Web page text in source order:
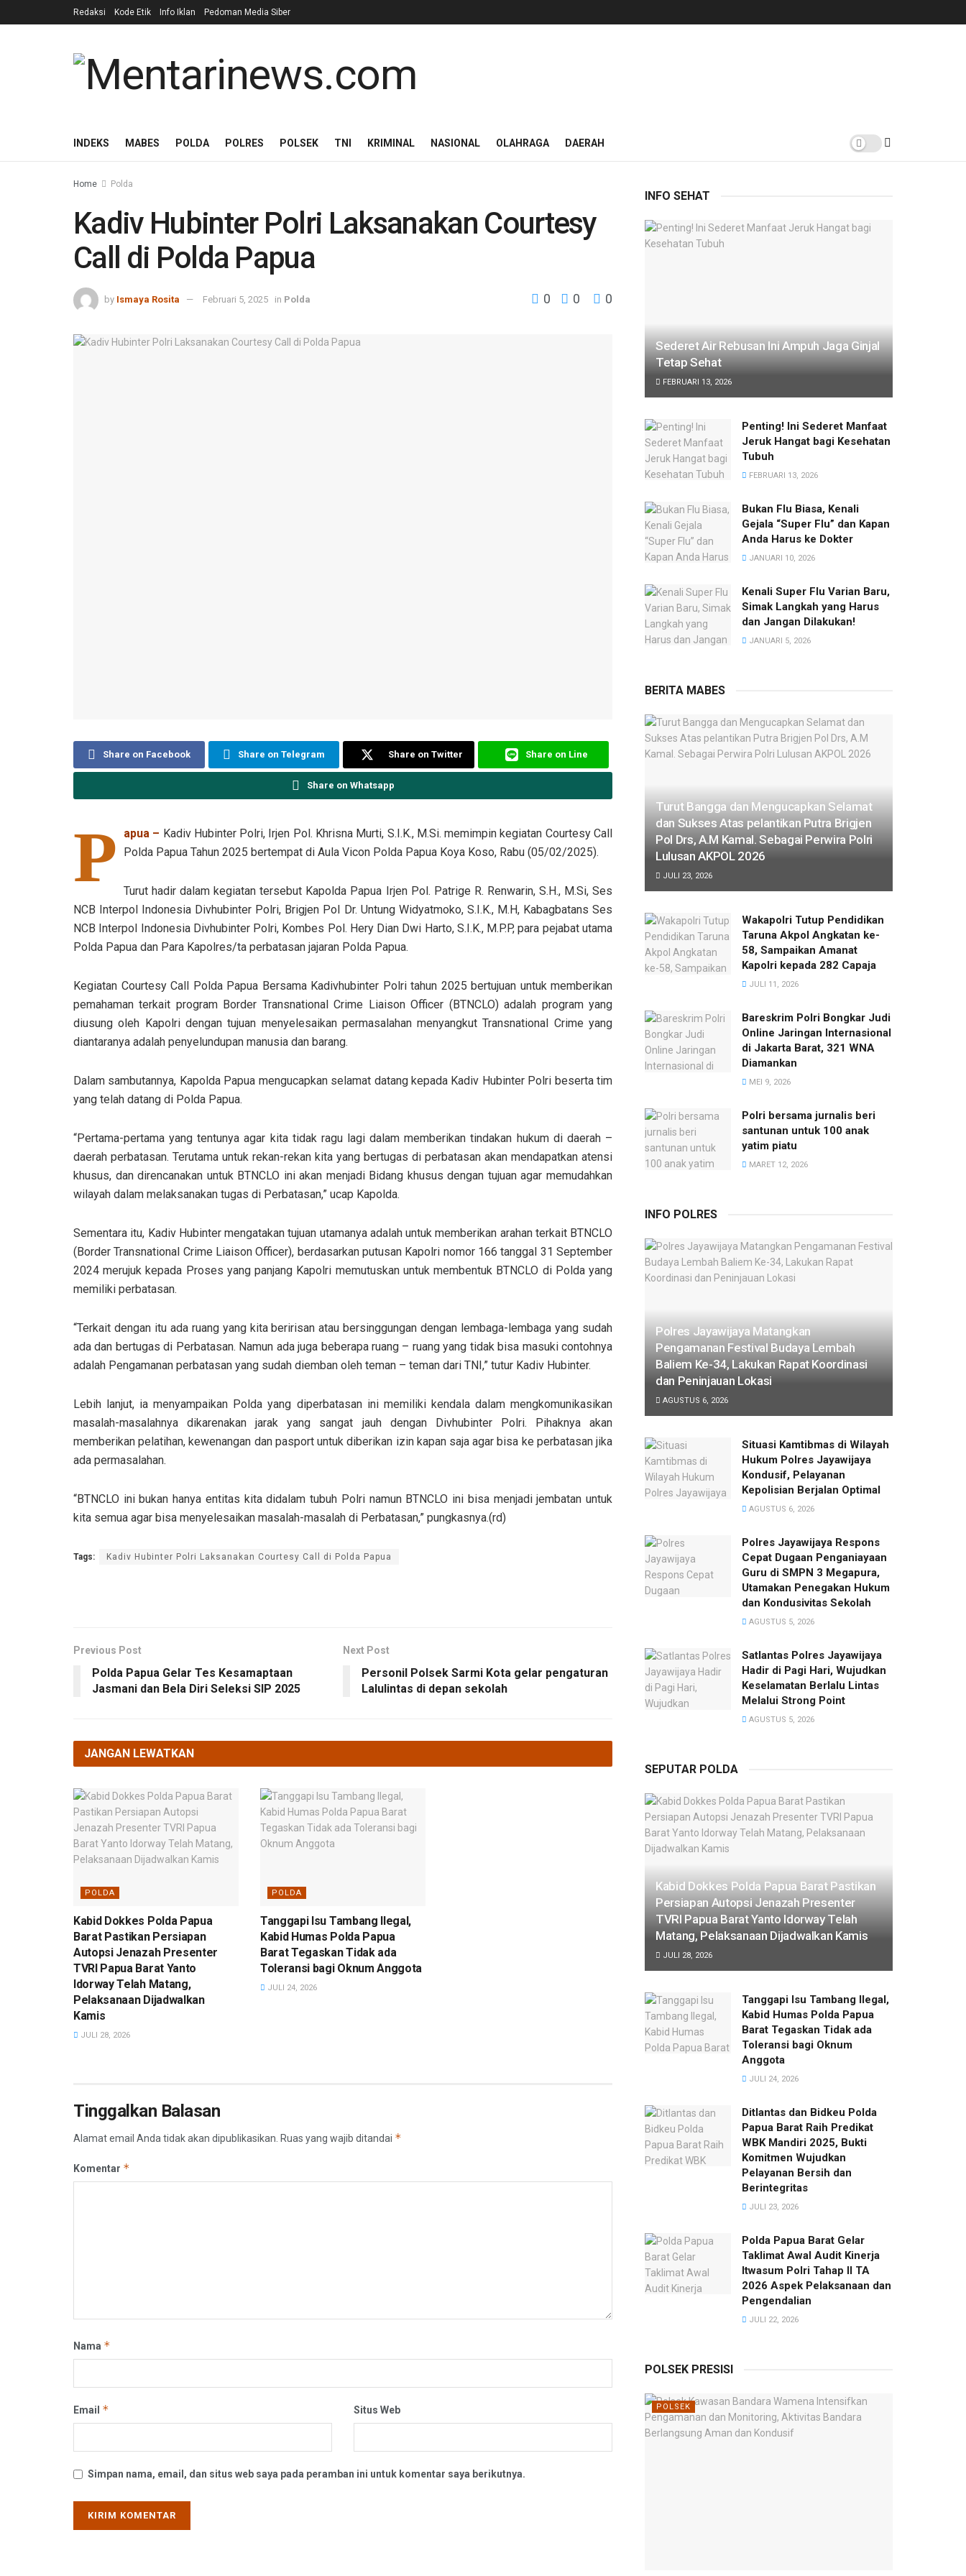
Redaksi Kode Etik Info Iklan Pedoman Media Siber
INDEKS MABES POLDA POLRES POLSEK TNI KRIMINAL NASIONAL OLAHRAGA DAERAH
Home Polda
Kadiv Hubinter Polri Laksanakan Courtesy
Call di Polda Papua
by Ismaya Rosita Februari 5, 2025 in Polda 0 0 0
Share on Facebook Share on Telegram Share on Twitter Share on Line
Share on Whatsapp
P apua – Kadiv Hubinter Polri, Irjen Pol. Khrisna Murti, S.I.K., M.Si. memimpin kegiatan Courtesy Call
Polda Papua Tahun 2025 bertempat di Aula Vicon Polda Papua Koya Koso, Rabu (05/02/2025).
Turut hadir dalam kegiatan tersebut Kapolda Papua Irjen Pol. Patrige R. Renwarin, S.H., M.Si, Ses
NCB Interpol Indonesia Divhubinter Polri, Brigjen Pol Dr. Untung Widyatmoko, S.I.K., M.H, Kabagbatans Ses
NCB Interpol Indonesia Divhubinter Polri, Kombes Pol. Hery Dian Dwi Harto, S.I.K., M.P.P, para pejabat utama
Polda Papua dan Para Kapolres/ta perbatasan jajaran Polda Papua.
Kegiatan Courtesy Call Polda Papua Bersama Kadivhubinter Polri tahun 2025 bertujuan untuk memberikan
pemahaman terkait program Border Transnational Crime Liaison Officer (BTNCLO) adalah program yang
diusung oleh Kapolri dengan tujuan menyelesaikan permasalahan menyangkut Transnational Crime yang
diantaranya adalah penyelundupan manusia dan barang.
Dalam sambutannya, Kapolda Papua mengucapkan selamat datang kepada Kadiv Hubinter Polri beserta tim
yang telah datang di Polda Papua.
“Pertama-pertama yang tentunya agar kita tidak ragu lagi dalam memberikan tindakan hukum di daerah –
daerah perbatasan. Terutama untuk rekan-rekan kita yang bertugas di perbatasan akan mendapatkan atensi
khusus, dan direncanakan untuk BTNCLO ini akan menjadi Bidang khusus dengan tujuan agar memudahkan
wilayah dalam melaksanakan tugas di Perbatasan,” ucap Kapolda.
Sementara itu, Kadiv Hubinter mengatakan tujuan utamanya adalah untuk memberikan arahan terkait BTNCLO
(Border Transnational Crime Liaison Officer), berdasarkan putusan Kapolri nomor 166 tanggal 31 September
2024 merujuk kepada Proses yang panjang Kapolri memutuskan untuk membentuk BTNCLO di Polda yang
memiliki perbatasan.
“Terkait dengan itu ada ruang yang kita beririsan atau bersinggungan dengan lembaga-lembaga yang sudah
ada dan bertugas di Perbatasan. Namun ada juga beberapa ruang – ruang yang tidak bisa masuki contohnya
adalah Pengamanan perbatasan yang sudah diemban oleh teman – teman dari TNI,” tutur Kadiv Hubinter.
Lebih lanjut, ia menyampaikan Polda yang diperbatasan ini memiliki kendala dalam mengkomunikasikan
masalah-masalahnya dikarenakan jarak yang sangat jauh dengan Divhubinter Polri. Pihaknya akan
memberikan pelatihan, kewenangan dan pasport untuk diberikan izin kapan saja agar bisa ke perbatasan jika
ada permasalahan.
“BTNCLO ini bukan hanya entitas kita didalam tubuh Polri namun BTNCLO ini bisa menjadi jembatan untuk
kita semua agar bisa menyelesaikan masalah-masalah di Perbatasan,” pungkasnya.(rd)
Tags: Kadiv Hubinter Polri Laksanakan Courtesy Call di Polda Papua
Previous Post
Polda Papua Gelar Tes Kesamaptaan
Jasmani dan Bela Diri Seleksi SIP 2025
Next Post
Personil Polsek Sarmi Kota gelar pengaturan
Lalulintas di depan sekolah
JANGAN LEWATKAN
POLDA
Kabid Dokkes Polda Papua
Barat Pastikan Persiapan
Autopsi Jenazah Presenter
TVRI Papua Barat Yanto
Idorway Telah Matang,
Pelaksanaan Dijadwalkan
Kamis
JULI 28, 2026
POLDA
Tanggapi Isu Tambang Ilegal,
Kabid Humas Polda Papua
Barat Tegaskan Tidak ada
Toleransi bagi Oknum Anggota
JULI 24, 2026
Tinggalkan Balasan
Alamat email Anda tidak akan dipublikasikan. Ruas yang wajib ditandai *
Komentar *
Nama *
Email * Situs Web
Simpan nama, email, dan situs web saya pada peramban ini untuk komentar saya berikutnya.
INFO SEHAT
Sederet Air Rebusan Ini Ampuh Jaga Ginjal
Tetap Sehat
FEBRUARI 13, 2026
Penting! Ini Sederet Manfaat
Jeruk Hangat bagi Kesehatan
Tubuh
FEBRUARI 13, 2026
Bukan Flu Biasa, Kenali
Gejala “Super Flu” dan Kapan
Anda Harus ke Dokter
JANUARI 10, 2026
Kenali Super Flu Varian Baru,
Simak Langkah yang Harus
dan Jangan Dilakukan!
JANUARI 5, 2026
BERITA MABES
Turut Bangga dan Mengucapkan Selamat
dan Sukses Atas pelantikan Putra Brigjen
Pol Drs, A.M Kamal. Sebagai Perwira Polri
Lulusan AKPOL 2026
JULI 23, 2026
Wakapolri Tutup Pendidikan
Taruna Akpol Angkatan ke-
58, Sampaikan Amanat
Kapolri kepada 282 Capaja
JULI 11, 2026
Bareskrim Polri Bongkar Judi
Online Jaringan Internasional
di Jakarta Barat, 321 WNA
Diamankan
MEI 9, 2026
Polri bersama jurnalis beri
santunan untuk 100 anak
yatim piatu
MARET 12, 2026
INFO POLRES
Polres Jayawijaya Matangkan
Pengamanan Festival Budaya Lembah
Baliem Ke-34, Lakukan Rapat Koordinasi
dan Peninjauan Lokasi
AGUSTUS 6, 2026
Situasi Kamtibmas di Wilayah
Hukum Polres Jayawijaya
Kondusif, Pelayanan
Kepolisian Berjalan Optimal
AGUSTUS 6, 2026
Polres Jayawijaya Respons
Cepat Dugaan Penganiayaan
Guru di SMPN 3 Megapura,
Utamakan Penegakan Hukum
dan Kondusivitas Sekolah
AGUSTUS 5, 2026
Satlantas Polres Jayawijaya
Hadir di Pagi Hari, Wujudkan
Keselamatan Berlalu Lintas
Melalui Strong Point
AGUSTUS 5, 2026
SEPUTAR POLDA
Kabid Dokkes Polda Papua Barat Pastikan
Persiapan Autopsi Jenazah Presenter
TVRI Papua Barat Yanto Idorway Telah
Matang, Pelaksanaan Dijadwalkan Kamis
JULI 28, 2026
Tanggapi Isu Tambang Ilegal,
Kabid Humas Polda Papua
Barat Tegaskan Tidak ada
Toleransi bagi Oknum
Anggota
JULI 24, 2026
Ditlantas dan Bidkeu Polda
Papua Barat Raih Predikat
WBK Mandiri 2025, Bukti
Komitmen Wujudkan
Pelayanan Bersih dan
Berintegritas
JULI 23, 2026
Polda Papua Barat Gelar
Taklimat Awal Audit Kinerja
Itwasum Polri Tahap II TA
2026 Aspek Pelaksanaan dan
Pengendalian
JULI 22, 2026
POLSEK PRESISI
POLSEK